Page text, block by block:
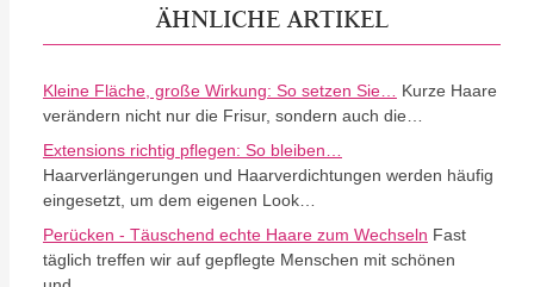
ÄHNLICHE ARTIKEL
Kleine Fläche, große Wirkung: So setzen Sie…
Kurze Haare
verändern nicht nur die Frisur, sondern auch die…
Extensions richtig pflegen: So bleiben…
Haarverlängerungen und Haarverdichtungen werden häufig
eingesetzt, um dem eigenen Look…
Perücken - Täuschend echte Haare zum Wechseln Fast
täglich treffen wir auf gepflegte Menschen mit schönen